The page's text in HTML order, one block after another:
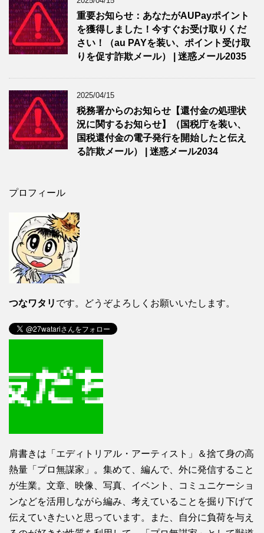
重要お知らせ：あなたがAUPayポイント
を獲得しました！今すぐお受け取りくだ
さい！（au PAYを装い、ポイント受け取
りを促す詐欺メール） | 迷惑メール2035
2025/04/15
税務署からのお知らせ【還付金の処理状
況に関するお知らせ】（国税庁を装い、
国税還付金の電子発行を開始したと伝え
る詐欺メール） | 迷惑メール2034
プロフィール
つなワタリ です。どうぞよろしくお願いいたします。
肩書きは「エディトリアル・アーティスト」＆捨て身の高
熱量「プロ無謀家」。集めて、編んで、外に発信すること
が生業。文章、映像、写真、イベント、コミュニケーショ
ンなどを活用しながら編み、考えていることを掘り下げて
伝えていきたいと思っています。また、自分に負荷を与え